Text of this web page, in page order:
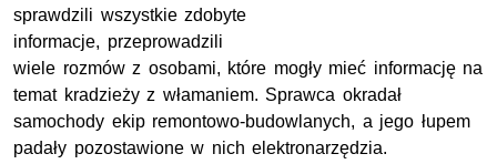
sprawdzili wszystkie zdobyte
informacje, przeprowadzili
wiele rozmów z osobami, które mogły mieć informację na
temat kradzieży z włamaniem. Sprawca okradał
samochody ekip remontowo-budowlanych, a jego łupem
padały pozostawione w nich elektronarzędzia.